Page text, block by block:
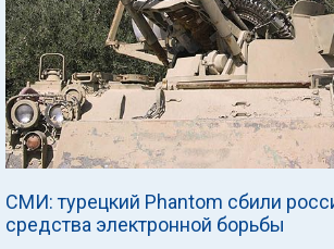
СМИ: турецкий Phantom сбили
средства электронной борьбы